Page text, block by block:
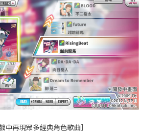
戲中再現眾多經典角色歌曲］